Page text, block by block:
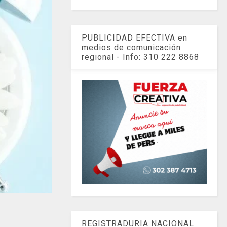
PUBLICIDAD EFECTIVA en
medios de comunicación
regional - Info: 310 222 8868
REGISTRADURIA NACIONAL